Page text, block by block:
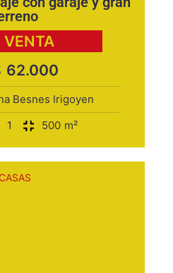
VENTA
62.000
Besnes Irigoyen
1 500 m²
CASAS